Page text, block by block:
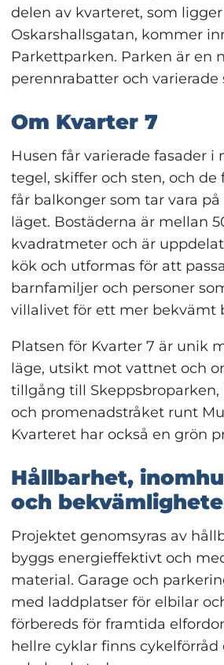
delen av kvarteret, som
Oskarshallsgatan, kommer
Parkettparken. Parken är en
perennrabatter och varierade
Om Kvarter 7
Husen får varierade fasader i
tegel, skiffer och sten, och
får balkonger som tar vara
läget. Bostäderna är mellan
kvadratmeter och är
kök och utformas för att
barnfamiljer och personer
villalivet för ett mer bekvämt
Platsen för Kvarter 7 är unik
läge, utsikt mot vattnet och
tillgång till
och promenadstråket runt
Kvarteret har också en grön
Hållbarhet,
och
Projektet genomsyras av
byggs energieffektivt och
material. Garage och
med laddplatser för elbilar
förbereds för framtida
hellre cyklar finns